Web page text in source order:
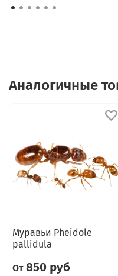
Аналогичные
Муравьи Pheidole
pallidula
От850 руб